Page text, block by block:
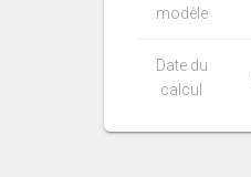
modèle
Date du
calcul